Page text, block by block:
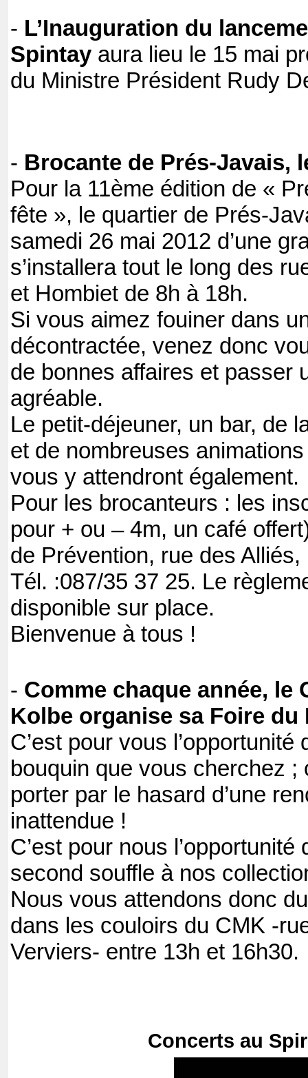
- L’Inauguration du
Spintay aura lieu le 15 mai
du Ministre Président Rudy
- Brocante de Prés-Javais,
Pour la 11ème édition de «
fête », le quartier de Prés-
samedi 26 mai 2012 d’une
s’installera tout le long des
et Hombiet de 8h à 18h.
Si vous aimez fouiner dans
décontractée, venez donc
de bonnes affaires et passer
agréable.
Le petit-déjeuner, un bar, de
et de nombreuses
vous y attendront également.
Pour les brocanteurs : les
pour + ou – 4m, un café
de Prévention, rue des
Tél. :087/35 37 25. Le
disponible sur place.
Bienvenue à tous !
- Comme chaque année, le
Kolbe organise sa Foire du
C’est pour vous l’opportunité
bouquin que vous cherchez
porter par le hasard d’une
inattendue !
C’est pour nous l’opportunité
second souffle à nos
Nous vous attendons donc
dans les couloirs du CMK -
Verviers- entre 13h et 16h30.
Concerts au